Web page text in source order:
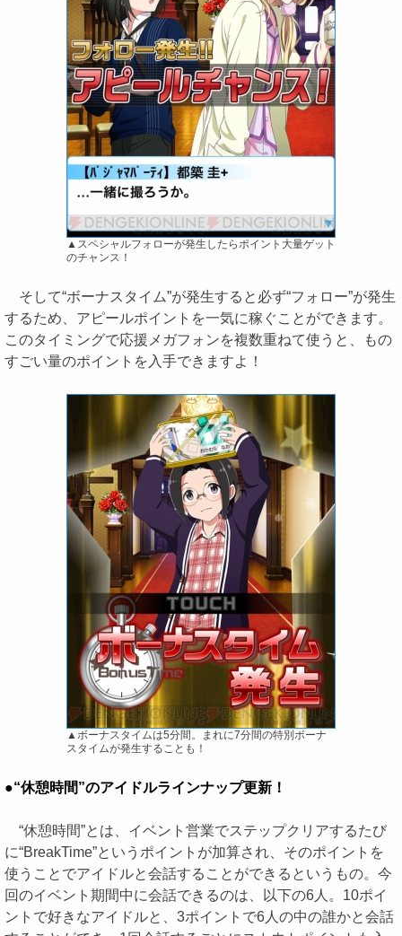
▲スペシャルフォローが発生したらポイント大量ゲット
のチャンス！
そして“ボーナスタイム”が発生すると必ず“フォロー”が発生
するため、アピールポイントを一気に稼ぐことができます。
このタイミングで応援メガフォンを複数重ねて使うと、もの
すごい量のポイントを入手できますよ！
▲ボーナスタイムは5分間。まれに7分間の特別ボーナ
スタイムが発生することも！
●“休憩時間”のアイドルラインナップ更新！
“休憩時間”とは、イベント営業でステップクリアするたび
に“BreakTime”というポイントが加算され、そのポイントを
使うことでアイドルと会話することができるというもの。今
回のイベント期間中に会話できるのは、以下の6人。10ポイ
ントで好きなアイドルと、3ポイントで6人の中の誰かと会話